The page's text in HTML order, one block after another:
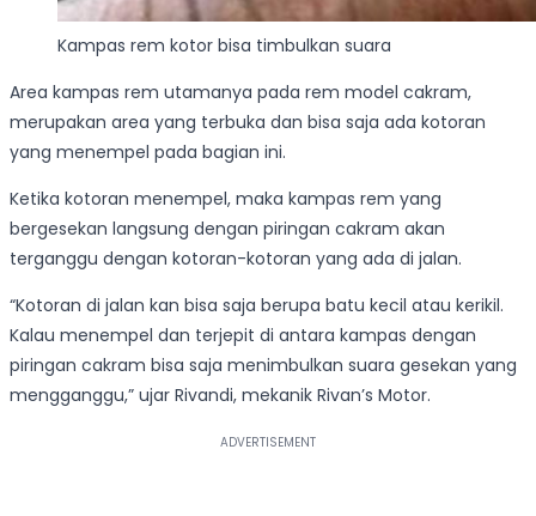
Kampas rem kotor bisa timbulkan suara
Area kampas rem utamanya pada rem model cakram,
merupakan area yang terbuka dan bisa saja ada kotoran
yang menempel pada bagian ini.
Ketika kotoran menempel, maka kampas rem yang
bergesekan langsung dengan piringan cakram akan
terganggu dengan kotoran-kotoran yang ada di jalan.
“Kotoran di jalan kan bisa saja berupa batu kecil atau kerikil.
Kalau menempel dan terjepit di antara kampas dengan
piringan cakram bisa saja menimbulkan suara gesekan yang
mengganggu,” ujar Rivandi, mekanik Rivan’s Motor.